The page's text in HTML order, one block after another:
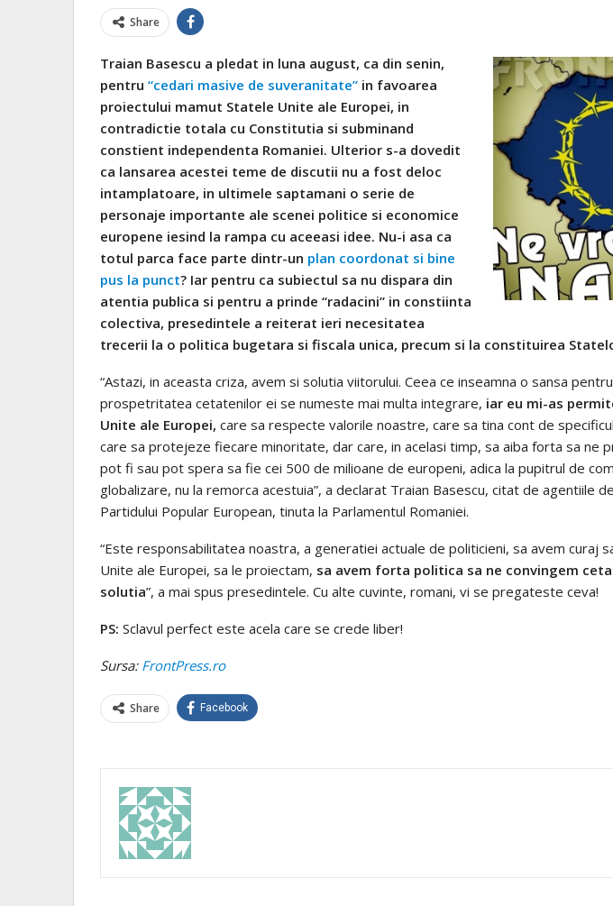
Share
Traian Basescu a pledat in luna august, ca din senin,
pentru “cedari masive de suveranitate” in favoarea
proiectului mamut Statele Unite ale Europei, in
contradictie totala cu Constitutia si subminand
constient independenta Romaniei. Ulterior s-a dovedit
ca lansarea acestei teme de discutii nu a fost deloc
intamplatoare, in ultimele saptamani o serie de
personaje importante ale scenei politice si economice
europene iesind la rampa cu aceeasi idee. Nu-i asa ca
totul parca face parte dintr-un plan coordonat si bine
pus la punct? Iar pentru ca subiectul sa nu dispara din
atentia publica si pentru a prinde “radacini” in constiinta
colectiva, presedintele a reiterat ieri necesitatea
trecerii la o politica bugetara si fiscala unica, precum si la constituirea
“Astazi, in aceasta criza, avem si solutia viitorului. Ceea ce inseamna o sansa
prospetritatea cetatenilor ei se numeste mai multa integrare, iar eu mi-as
Unite ale Europei, care sa respecte valorile noastre, care sa tina cont de
care sa protejeze fiecare minoritate, dar care, in acelasi timp, sa aiba forta sa ne
pot fi sau pot spera sa fie cei 500 de milioane de europeni, adica la pupitrul de
globalizare, nu la remorca acestuia”, a declarat Traian Basescu, citat de agentiile
Partidului Popular European, tinuta la Parlamentul Romaniei.
“Este responsabilitatea noastra, a generatiei actuale de politicieni, sa avem curaj
Unite ale Europei, sa le proiectam, sa avem forta politica sa ne convingem
solutia”, a mai spus presedintele. Cu alte cuvinte, romani, vi se pregateste ceva!
PS: Sclavul perfect este acela care se crede liber!
Sursa:FrontPress.ro
Share Facebook